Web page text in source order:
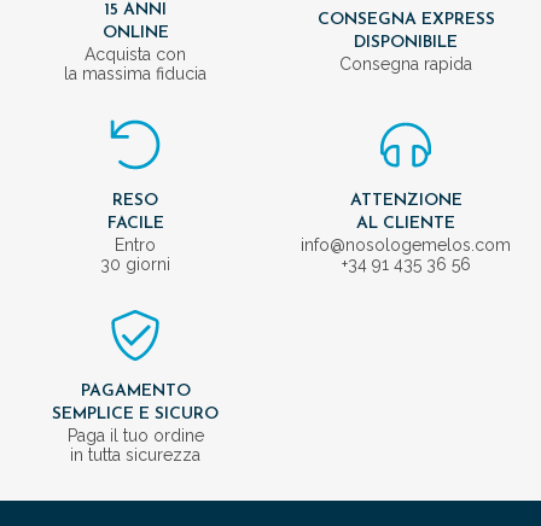
15 ANNI
ONLINE
Acquista con
la massima fiducia
CONSEGNA EXPRESS
DISPONIBILE
Consegna rapida
RESO
FACILE
Entro
30 giorni
ATTENZIONE
AL CLIENTE
info@nosologemelos.com
+34 91 435 36 56
PAGAMENTO
SEMPLICE E SICURO
Paga il tuo ordine
in tutta sicurezza